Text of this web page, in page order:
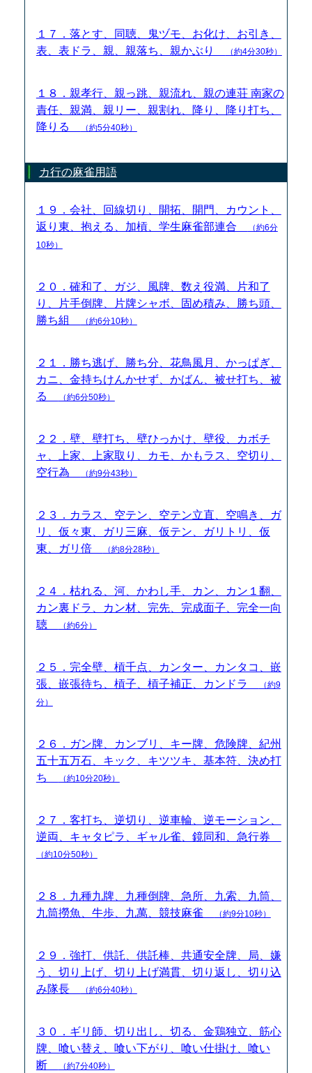
１７．落とす、同聴、鬼ヅモ、お化け、お引き、
表、表ドラ、親、親落ち、親かぶり
（約4分30秒）
１８．親孝行、親っ跳、親流れ、親の連荘 南家の
責任、親満、親リー、親割れ、降り、降り打ち、
降りる
（約5分40秒）
カ行の麻雀用語
１９．会社、回線切り、開拓、開門、カウント、
返り東、抱える、加槓、学生麻雀部連合
（約6分
10秒）
２０．確和了、ガジ、風牌、数え役満、片和了
り、片手倒牌、片牌シャボ、固め積み、勝ち頭、
勝ち組
（約6分10秒）
２１．勝ち逃げ、勝ち分、花鳥風月、かっぱぎ、
カニ、金持ちけんかせず、かばん、被せ打ち、被
る
（約6分50秒）
２２．壁、壁打ち、壁ひっかけ、壁役、カボチ
ャ、上家、上家取り、カモ、かもラス、空切り、
空行為
（約9分43秒）
２３．カラス、空テン、空テン立直、空鳴き、ガ
リ、仮々東、ガリ三麻、仮テン、ガリトリ、仮
東、ガリ倍
（約8分28秒）
２４．枯れる、河、かわし手、カン、カン１翻、
カン裏ドラ、カン材、完先、完成面子、完全一向
聴
（約6分）
２５．完全壁、槓千点、カンター、カンタコ、嵌
張、嵌張待ち、槓子、槓子補正、カンドラ
（約9
分）
２６．ガン牌、カンブリ、キー牌、危険牌、紀州
五十五万石、キック、キツツキ、基本符、決め打
ち
（約10分20秒）
２７．客打ち、逆切り、逆車輪、逆モーション、
逆両、キャタピラ、ギャル雀、鏡同和、急行券
（約10分50秒）
２８．九種九牌、九種倒牌、急所、九索、九筒、
九筒撈魚、牛歩、九萬、競技麻雀
（約9分10秒）
２９．強打、供託、供託棒、共通安全牌、局、嫌
う、切り上げ、切り上げ満貫、切り返し、切り込
み隊長
（約6分40秒）
３０．ギリ師、切り出し、切る、金鶏独立、筋心
牌、喰い替え、喰い下がり、喰い仕掛け、喰い
断
（約7分40秒）